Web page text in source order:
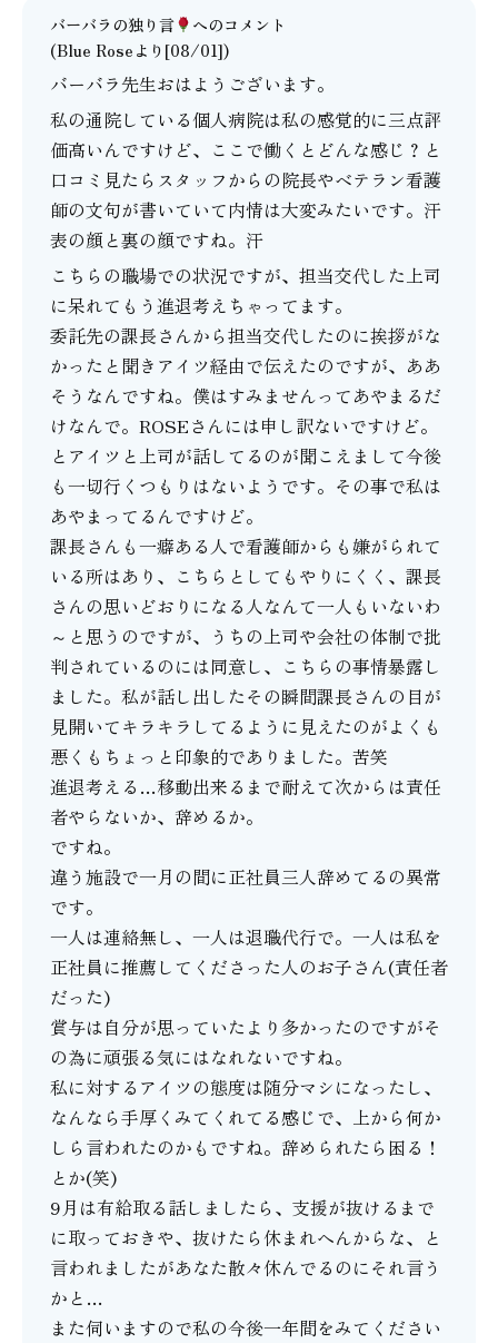
バーバラの独り言
へのコメント
(Blue Roseより[08/01])
バーバラ先生おはようございます。
私の通院している個人病院は私の感覚的に三点評
価高いんですけど、ここで働くとどんな感じ？と
口コミ見たらスタッフからの院長やベテラン看護
師の文句が書いていて内情は大変みたいです。汗
表の顔と裏の顔ですね。汗
こちらの職場での状況ですが、担当交代した上司
に呆れてもう進退考えちゃってます。
委託先の課長さんから担当交代したのに挨拶がな
かったと聞きアイツ経由で伝えたのですが、ああ
そうなんですね。僕はすみませんってあやまるだ
けなんで。ROSEさんには申し訳ないですけど。
とアイツと上司が話してるのが聞こえまして今後
も一切行くつもりはないようです。その事で私は
あやまってるんですけど。
課長さんも一癖ある人で看護師からも嫌がられて
いる所はあり、こちらとしてもやりにくく、課長
さんの思いどおりになる人なんて一人もいないわ
～と思うのですが、うちの上司や会社の体制で批
判されているのには同意し、こちらの事情暴露し
ました。私が話し出したその瞬間課長さんの目が
見開いてキラキラしてるように見えたのがよくも
悪くもちょっと印象的でありました。苦笑
進退考える…移動出来るまで耐えて次からは責任
者やらないか、辞めるか。
ですね。
違う施設で一月の間に正社員三人辞めてるの異常
です。
一人は連絡無し、一人は退職代行で。一人は私を
正社員に推薦してくださった人のお子さん(責任者
だった)
賞与は自分が思っていたより多かったのですがそ
の為に頑張る気にはなれないですね。
私に対するアイツの態度は随分マシになったし、
なんなら手厚くみてくれてる感じで、上から何か
しら言われたのかもですね。辞められたら困る！
とか(笑)
9月は有給取る話しましたら、支援が抜けるまで
に取っておきや、抜けたら休まれへんからな、と
言われましたがあなた散々休んでるのにそれ言う
かと…
また伺いますので私の今後一年間をみてください